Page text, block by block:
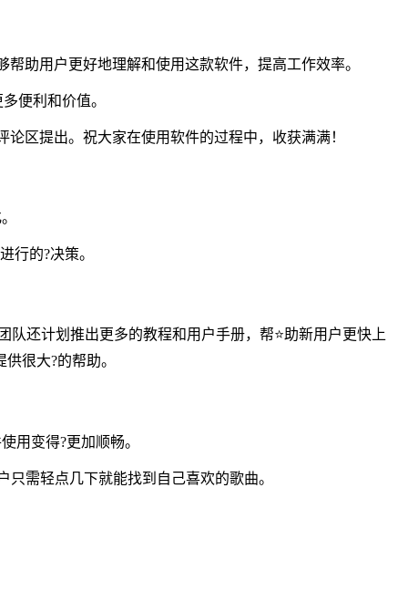
助用户更好地理解和使用这款软件，提高工作效率。
便利和价值。
区提出。祝大家在使用软件的过程中，收获满满！
行的?决策。
还计划推出更多的教程和用户手册，帮⭐助新用户更快上
很大?的帮助。
用变得?更加顺畅。
需轻点几下就能找到自己喜欢的歌曲。